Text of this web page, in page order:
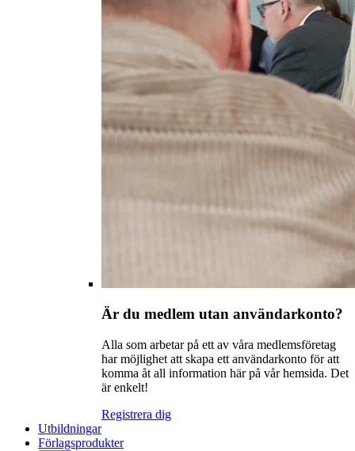
Är du medlem utan användarkonto?
Alla som arbetar på ett av våra medlemsföretag
har möjlighet att skapa ett användarkonto för att
komma åt all information här på vår hemsida. Det
är enkelt!
Registrera dig
Utbildningar
Förlagsprodukter